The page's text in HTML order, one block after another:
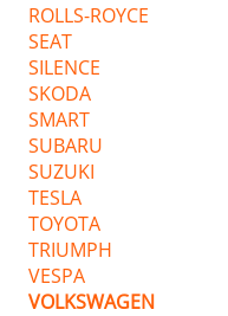
ROLLS-ROYCE
SEAT
SILENCE
SKODA
SMART
SUBARU
SUZUKI
TESLA
TOYOTA
TRIUMPH
VESPA
VOLKSWAGEN